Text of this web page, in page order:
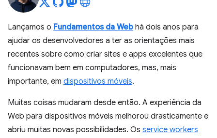
Lançamos o Fundamentos da Web há dois anos para
ajudar os desenvolvedores a ter as orientações mais
recentes sobre como criar sites e apps excelentes que
funcionavam bem em computadores, mas, mais
importante, em dispositivos móveis.
Muitas coisas mudaram desde então. A experiência da
Web para dispositivos móveis melhorou drasticamente e
abriu muitas novas possibilidades. Os service workers